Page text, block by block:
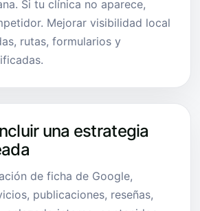
Si tu clínica no aparece,
Mejorar visibilidad local
rutas, formularios y
una estrategia
de ficha de Google,
publicaciones, reseñas,